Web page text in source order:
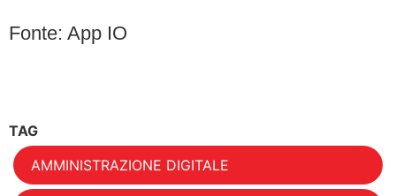
Fonte: App IO
TAG
AMMINISTRAZIONE DIGITALE